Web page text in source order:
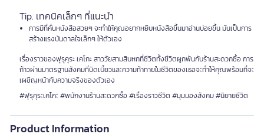
Tip. เทคนิคเล็กๆ ที่แนะนำ
การมีที่คั่นหนังสือสวยๆ จะทำให้คุณอยากหยิบหนังสือขึ้นมาอ่านบ่อยขึ้น มันเป็นการ
สร้างแรงบันดาลใจเล็กๆ ให้ตัวเอง
เรื่องราวของฟุรุคุระ เคโกะ สาววัยสามสิบหกที่ชีวิตทั้งชีวิตผูกพันกับร้านสะดวกซื้อ การ
ก้าวผ่านมาตรฐานสังคมที่บิดเบี้ยวและความท้าทายในชีวิตของเธอจะทำให้คุณพร้อมที่จะ
เผชิญหน้ากับความจริงของตัวเอง
#ฟุรุคุระเคโกะ #พนักงานร้านสะดวกซื้อ #เรื่องราวชีวิต #มุมมองสังคม #นิยายชีวิต
Product Information